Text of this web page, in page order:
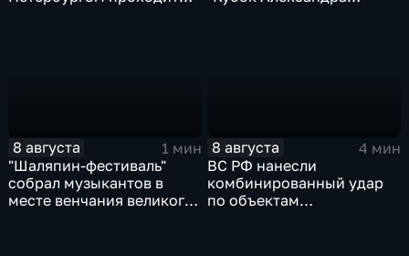
8 августа
1 мин
"Шаляпин‑фестиваль"
собрал музыкантов в
месте венчания великого
8 августа
4 мин
ВС РФ нанесли
комбинированный удар
по объектам